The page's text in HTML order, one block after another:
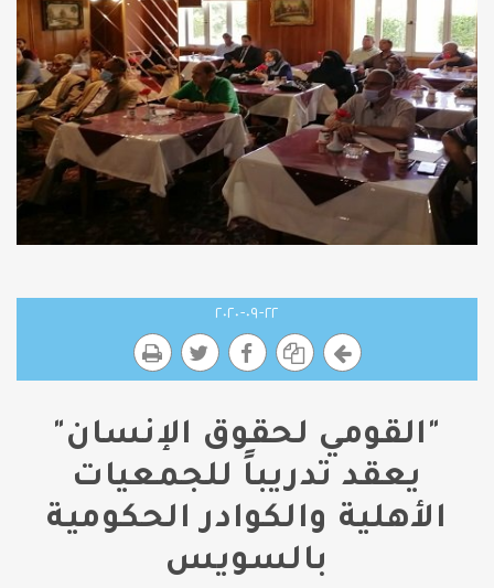
٢٢-٠٩-٢٠٢٠
"القومي لحقوق الإنسان"
يعقد تدريباً للجمعيات
الأهلية والكوادر الحكومية
بالسويس